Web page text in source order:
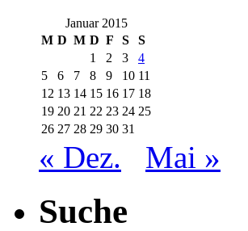
Januar 2015
M D M D F S
S
1
2 3
4
5
6 7 8 9 10 11
12 13 14 15 16 17 18
19 20 21 22 23 24 25
26 27 28 29 30 31
« Dez. Mai »
Suche